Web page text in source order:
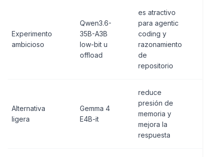
Experimento
ambicioso
Qwen3.6-
35B-A3B
low-bit u
offload
es atractivo
para agentic
coding y
razonamiento
de
repositorio
Alternativa
ligera
Gemma 4
E4B-it
reduce
presión de
memoria y
mejora la
respuesta